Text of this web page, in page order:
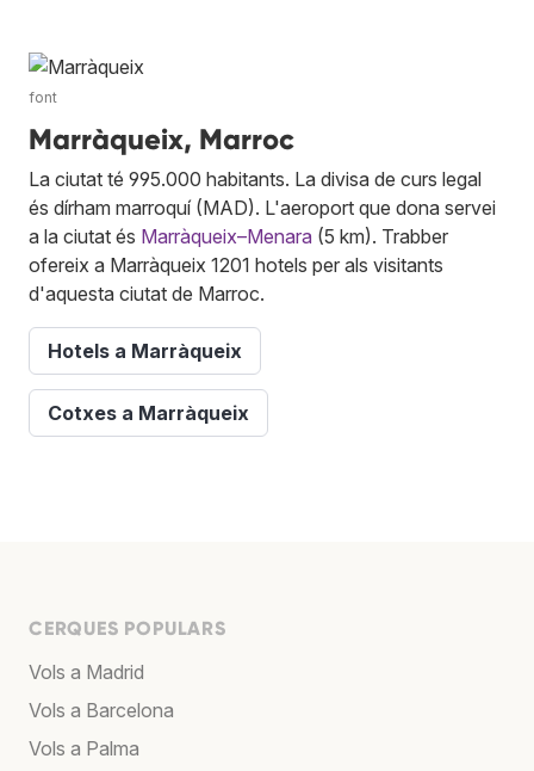
font
Marràqueix, Marroc
La ciutat té 995.000 habitants. La divisa de curs legal
és dírham marroquí (MAD). L'aeroport que dona servei
a la ciutat és Marràqueix–Menara (5 km). Trabber
ofereix a Marràqueix 1201 hotels per als visitants
d'aquesta ciutat de Marroc.
Hotels a Marràqueix
Cotxes a Marràqueix
CERQUES POPULARS
Vols a Madrid
Vols a Barcelona
Vols a Palma